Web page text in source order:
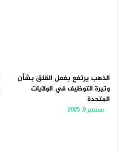
الذهب يرتفع بفعل القلق بشأن
وتيرة التوظيف في الولايات
المتحدة
سبتمبر 9, 2025